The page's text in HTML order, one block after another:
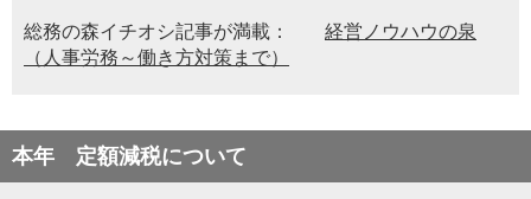
総務の森イチオシ記事が満載：
経営ノウハウの泉
（人事労務～働き方対策まで）
本年 定額減税について